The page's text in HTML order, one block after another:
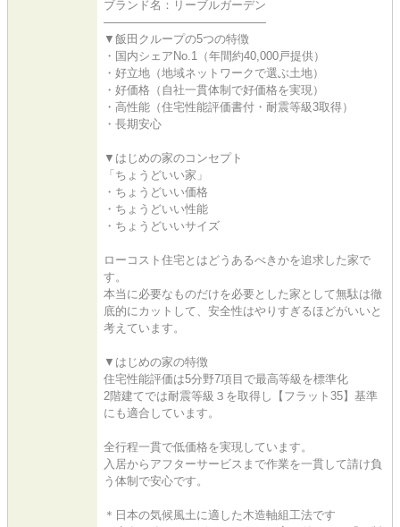
ブランド名：リーブルガーデン
――――――――――――――
▼飯田クループの5つの特徴
・国内シェアNo.1（年間約40,000戸提供）
・好立地（地域ネットワークで選ぶ土地）
・好価格（自社一貫体制で好価格を実現）
・高性能（住宅性能評価書付・耐震等級3取得）
・長期安心
▼はじめの家のコンセプト
「ちょうどいい家」
・ちょうどいい価格
・ちょうどいい性能
・ちょうどいいサイズ
ローコスト住宅とはどうあるべきかを追求した家で
す。
本当に必要なものだけを必要とした家として無駄は徹
底的にカットして、安全性はやりすぎるほどがいいと
考えています。
▼はじめの家の特徴
住宅性能評価は5分野7項目で最高等級を標準化
2階建てでは耐震等級３を取得し【フラット35】基準
にも適合しています。
全行程一貫で低価格を実現しています。
入居からアフターサービスまで作業を一貫して請け負
う体制で安心です。
＊日本の気候風土に適した木造軸組工法です